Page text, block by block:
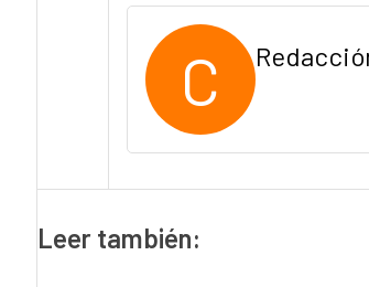
C
Leer también: